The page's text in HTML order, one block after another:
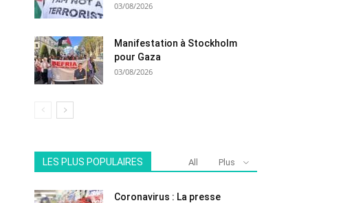
03/08/2026
Manifestation à Stockholm
pour Gaza
03/08/2026
LES PLUS POPULAIRES All Plus
Coronavirus : La presse